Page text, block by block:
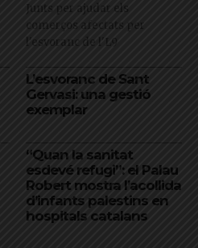
Junts per ajudar els
comerços afectats per
l'esvoranc de l'L9
L’esvoranc de Sant
Gervasi: una gestió
exemplar
“Quan la sanitat
esdevé refugi”: el Palau
Robert mostra l’acollida
d’infants palestins en
hospitals catalans